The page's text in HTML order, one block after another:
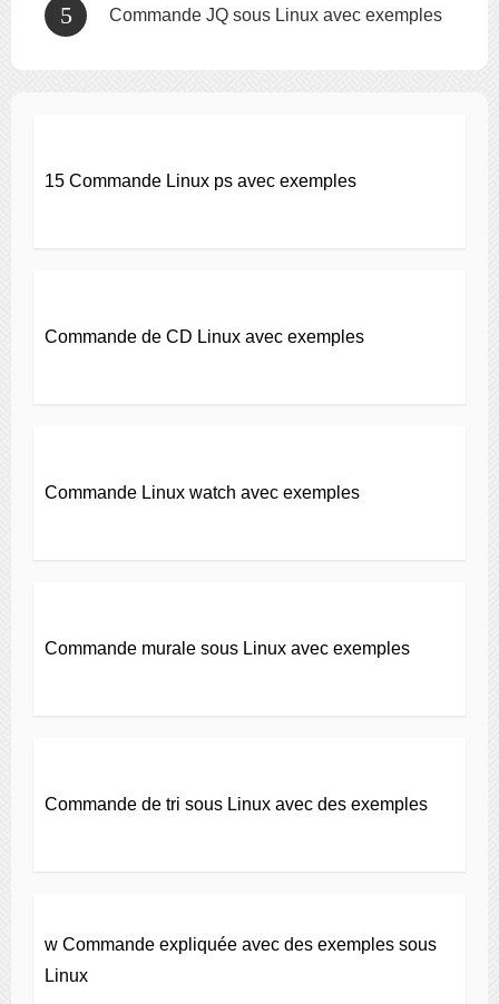
Commande JQ sous Linux avec exemples
15 Commande Linux ps avec exemples
Commande de CD Linux avec exemples
Commande Linux watch avec exemples
Commande murale sous Linux avec exemples
Commande de tri sous Linux avec des exemples
w Commande expliquée avec des exemples sous
Linux